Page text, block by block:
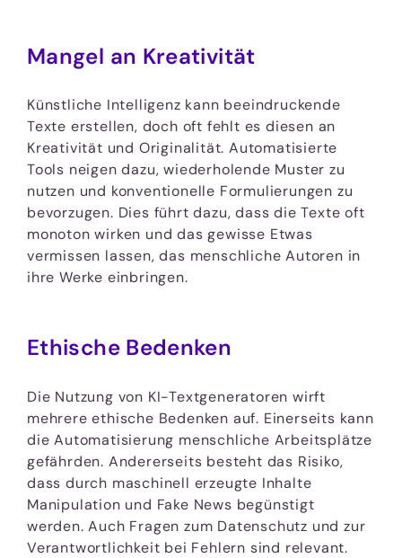
Mangel an Kreativität
Künstliche Intelligenz kann beeindruckende
Texte erstellen, doch oft fehlt es diesen an
Kreativität und Originalität. Automatisierte
Tools neigen dazu, wiederholende Muster zu
nutzen und konventionelle Formulierungen zu
bevorzugen. Dies führt dazu, dass die Texte oft
monoton wirken und das gewisse Etwas
vermissen lassen, das menschliche Autoren in
ihre Werke einbringen.
Ethische Bedenken
Die Nutzung von KI-Textgeneratoren wirft
mehrere ethische Bedenken auf. Einerseits kann
die Automatisierung menschliche Arbeitsplätze
gefährden. Andererseits besteht das Risiko,
dass durch maschinell erzeugte Inhalte
Manipulation und Fake News begünstigt
werden. Auch Fragen zum Datenschutz und zur
Verantwortlichkeit bei Fehlern sind relevant.